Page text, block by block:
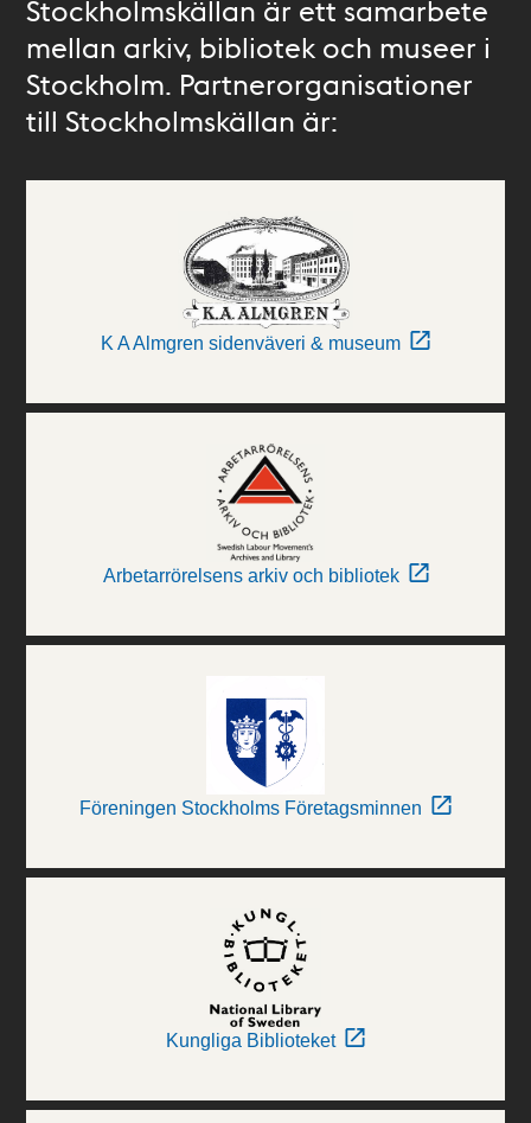
Stockholmskällan är ett samarbete
mellan arkiv, bibliotek och museer i
Stockholm. Partnerorganisationer
till Stockholmskällan är:
K A Almgren sidenväveri & museum
Arbetarrörelsens arkiv och bibliotek
Föreningen Stockholms Företagsminnen
Kungliga Biblioteket